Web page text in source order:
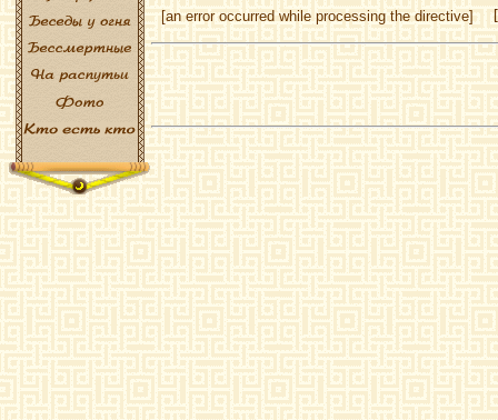
[an error occurred while processing the directive]